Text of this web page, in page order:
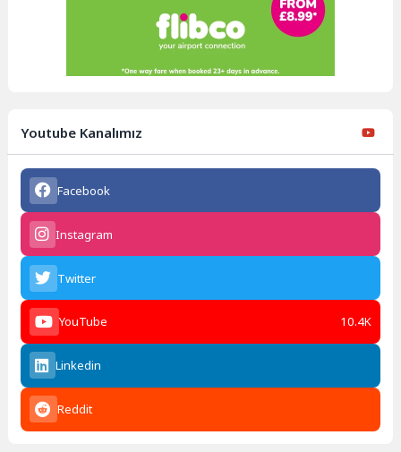
Youtube Kanalımız
Facebook
Instagram
Twitter
YouTube 10.4K
Linkedin
Reddit